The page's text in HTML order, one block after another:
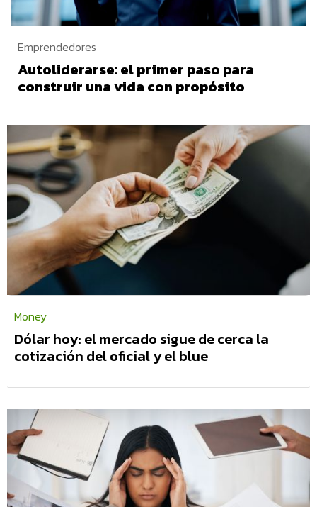
Emprendedores
Autoliderarse: el primer paso para
construir una vida con propósito
Money
Dólar hoy: el mercado sigue de cerca la
cotización del oficial y el blue